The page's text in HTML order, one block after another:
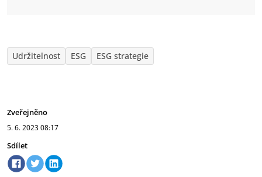
Udržitelnost ESG ESG strategie
Zveřejněno
5. 6. 202308:17
Sdílet